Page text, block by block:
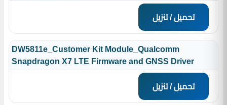
تحميل / تنزيل
DW5811e_Customer Kit Module_Qualcomm
Snapdragon X7 LTE Firmware and GNSS Driver
تحميل / تنزيل